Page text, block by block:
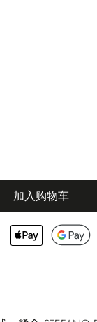
加入购物车